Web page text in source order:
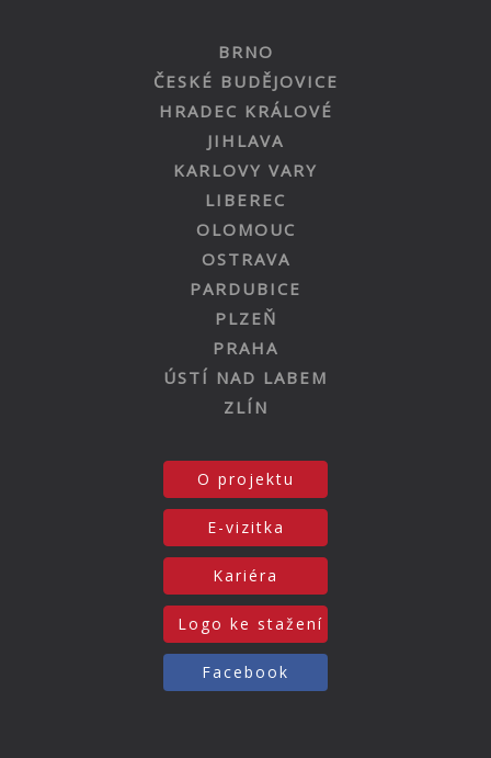
BRNO
ČESKÉ BUDĚJOVICE
HRADEC KRÁLOVÉ
JIHLAVA
KARLOVY VARY
LIBEREC
OLOMOUC
OSTRAVA
PARDUBICE
PLZEŇ
PRAHA
ÚSTÍ NAD LABEM
ZLÍN
O projektu
E-vizitka
Kariéra
Logo ke stažení
Facebook